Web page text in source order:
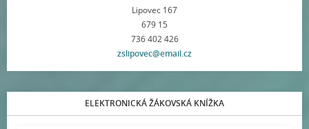
Lipovec 167
679 15
736 402 426
zslipovec@email.cz
ELEKTRONICKÁ ŽÁKOVSKÁ KNÍŽKA